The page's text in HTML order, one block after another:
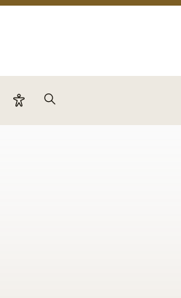
Search
Panel
Directory